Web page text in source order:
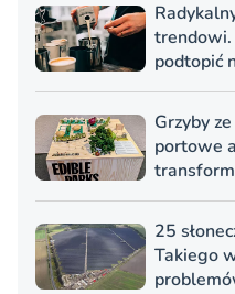
trendowi.
podtopić
Grzyby
portowe
25
Takiego